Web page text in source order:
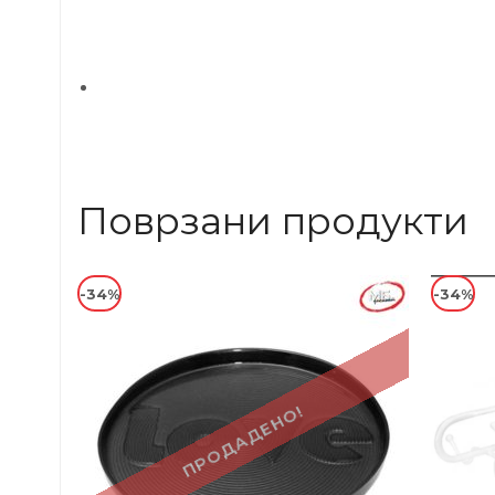
Поврзани продукти
ПРОДАДЕНО!
-34% -34%